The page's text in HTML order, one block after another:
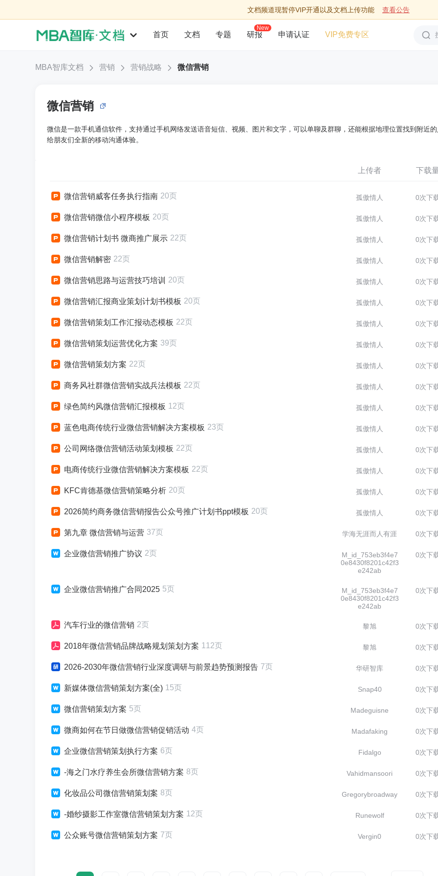
文档频道现暂停VIP开通以及文档上传功能 查看公告
首页 文档 专题 研报
New
申请认证 VIP免费专区
MBA智库文档 营销 营销战略 微信营销
微信营销
微信是一款手机通信软件，支持通过手机网络发送语音短信、视频、图片和文字，可以单聊及群聊，还能根据地理位置找到附近
给朋友们全新的移动沟通体验。
上传者 下载
微信营销威客任务执行指南 20页 孤傲情人 0次下
微信营销微信小程序模板 20页 孤傲情人 0次下
微信营销计划书 微商推广展示 22页 孤傲情人 0次下
微信营销解密 22页 孤傲情人 0次下
微信营销思路与运营技巧培训 20页 孤傲情人 0次下
微信营销汇报商业策划计划书模板 20页 孤傲情人 0次下
微信营销策划工作汇报动态模板 22页 孤傲情人 0次下
微信营销策划运营优化方案 39页 孤傲情人 0次下
微信营销策划方案 22页 孤傲情人 0次下
商务风社群微信营销实战兵法模板 22页 孤傲情人 0次下
绿色简约风微信营销汇报模板 12页 孤傲情人 0次下
蓝色电商传统行业微信营销解决方案模板 23页 孤傲情人 0次下
公司网络微信营销活动策划模板 22页 孤傲情人 0次下
电商传统行业微信营销解决方案模板 22页 孤傲情人 0次下
KFC肯德基微信营销策略分析 20页 孤傲情人 0次下
2026简约商务微信营销报告公众号推广计划书ppt模板 20页 孤傲情人 0次下
第九章 微信营销与运营 37页 学海无涯而人有涯 0次下
企业微信营销推广协议 2页
M_id_753eb3f4e7
0e8430f8201c42f3
e242ab
0次下
企业微信营销推广合同2025 5页
M_id_753eb3f4e7
0e8430f8201c42f3
e242ab
0次下
汽车行业的微信营销 2页 黎旭 0次下
2018年微信营销品牌战略规划策划方案 112页 黎旭 0次下
2026-2030年微信营销行业深度调研与前景趋势预测报告 7页 华研智库 0次下
新媒体微信营销策划方案(全) 15页 Snap40 0次下
微信营销策划方案 5页 Madeguisne 0次下
微商如何在节日做微信营销促销活动 4页 Madafaking 0次下
企业微信营销策划执行方案 6页 Fidalgo 0次下
-海之门水疗养生会所微信营销方案 8页 Vahidmansoori 0次下
化妆品公司微信营销策划案 8页 Gregorybroadway 0次下
-婚纱摄影工作室微信营销策划方案 12页 Runewolf 0次下
公众账号微信营销策划方案 7页 Vergin0 0次下